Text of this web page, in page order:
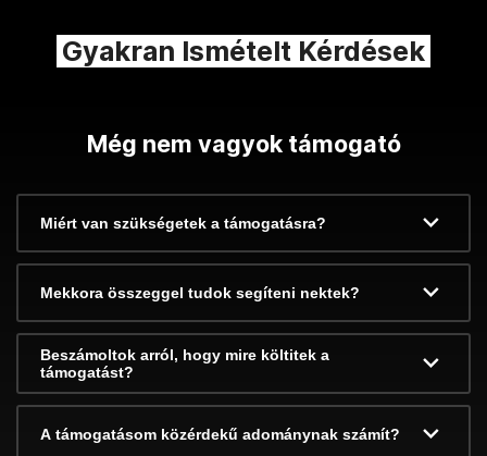
Gyakran Ismételt Kérdések
Még nem vagyok támogató
Miért van szükségetek a támogatásra?
Mekkora összeggel tudok segíteni nektek?
Beszámoltok arról, hogy mire költitek a
támogatást?
A támogatásom közérdekű adománynak számít?